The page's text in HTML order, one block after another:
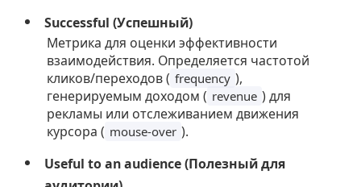
Successful (Успешный)
Метрика для оценки эффективности
взаимодействия. Определяется частотой
кликов/переходов ( frequency ),
генерируемым доходом ( revenue ) для
рекламы или отслеживанием движения
курсора ( mouse-over ).
Useful to an audience (Полезный для